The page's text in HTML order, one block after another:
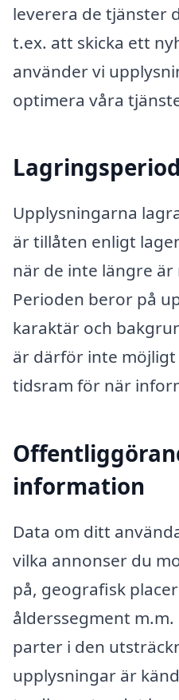
leverera de tjänster
t.ex. att skicka ett
använder vi
optimera våra
Lagringsperiod
Upplysningarna
är tillåten enligt
när de inte längre är
Perioden beror på
karaktär och
är därför inte
tidsram för när
information
Data om ditt
vilka annonser du
på, geografisk
ålderssegment
parter i den
upplysningar är